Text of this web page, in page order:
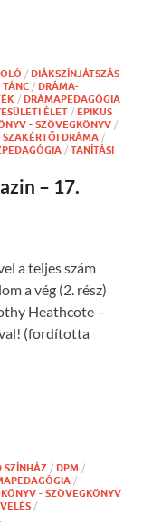
/ DIÁKSZÍNJÁTSZÁS
TÁNC / DRÁMA-
/ DRÁMAPEDAGÓGIA
ÉLET / EPIKUS
- SZÖVEGKÖNYV /
SZAKÉRTŐI DRÁMA /
/ TANÍTÁSI
– 17.
a teljes szám
a vég (2. rész)
Heathcote –
(fordította
SZÍNHÁZ / DPM /
/
- SZÖVEGKÖNYV
/